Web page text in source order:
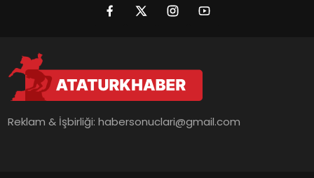
Reklam & İşbirliği:habersonuclari@gmail.com